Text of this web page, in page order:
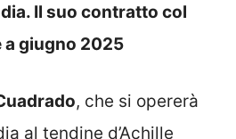
Il suo contratto col
a giugno 2025
, che si opererà
al tendine d’Achille